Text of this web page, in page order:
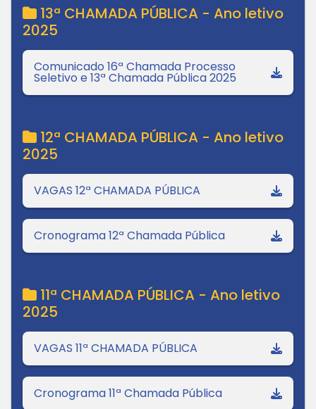
13ª CHAMADA PÚBLICA - Ano letivo
2025
Comunicado 16ª Chamada Processo
Seletivo e 13ª Chamada Pública 2025
12ª CHAMADA PÚBLICA - Ano letivo
2025
VAGAS 12ª CHAMADA PÚBLICA
Cronograma 12ª Chamada Pública
11ª CHAMADA PÚBLICA - Ano letivo
2025
VAGAS 11ª CHAMADA PÚBLICA
Cronograma 11ª Chamada Pública